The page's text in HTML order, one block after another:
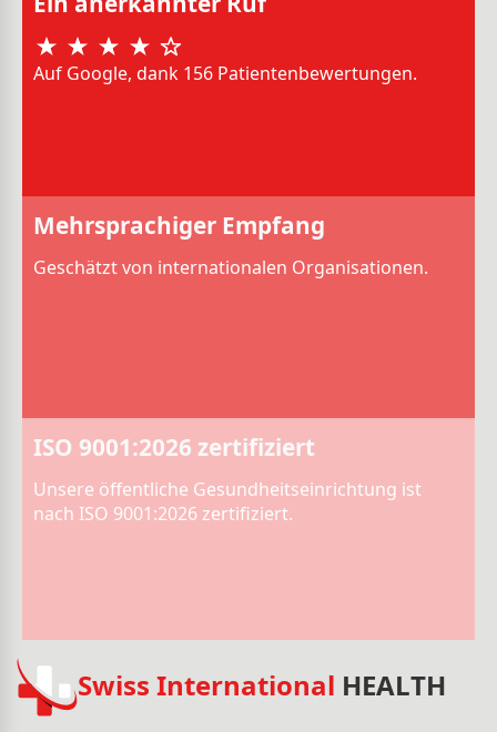
Auf Google, dank 156 Patientenbewertungen.
Mehrsprachiger Empfang
Geschätzt von internationalen Organisationen.
ISO 9001:2026 zertifiziert
Unsere öffentliche Gesundheitseinrichtung ist
nach ISO 9001:2026 zertifiziert.
Swiss International HEALTH